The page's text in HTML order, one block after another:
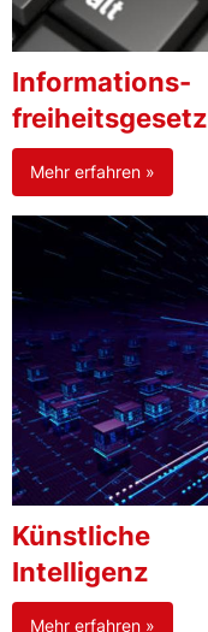
Informations-
freiheitsgesetz
Mehr erfahren »
Künstliche
Intelligenz
Mehr erfahren »